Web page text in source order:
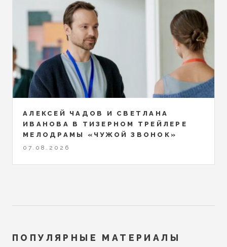
АЛЕКСЕЙ ЧАДОВ И СВЕТЛАНА
ИВАНОВА В ТИЗЕРНОМ ТРЕЙЛЕРЕ
МЕЛОДРАМЫ «ЧУЖОЙ ЗВОНОК»
07.08.2026
ПОПУЛЯРНЫЕ МАТЕРИАЛЫ